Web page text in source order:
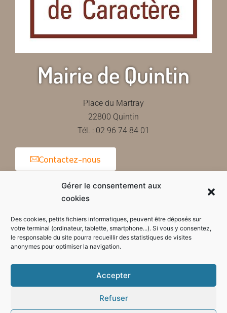
Gérer le consentement aux
cookies
Des cookies, petits fichiers informatiques, peuvent être déposés sur
votre terminal (ordinateur, tablette, smartphone...). Si vous y consentez,
le responsable du site pourra recueillir des statistiques de visites
anonymes pour optimiser la navigation.
Accepter
Refuser
Mairie de Quintin
Place du Martray
22800 Quintin
Tél. : 02 96 74 84 01
Contactez-nous
Horaires d'ouverture de la mairie